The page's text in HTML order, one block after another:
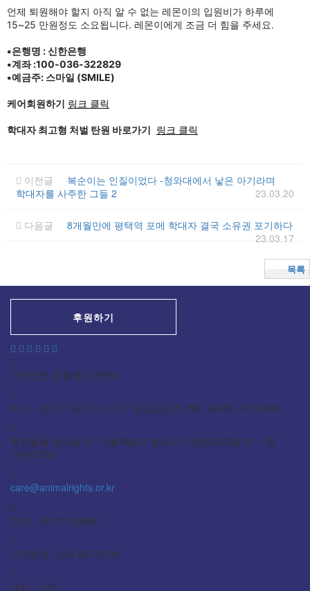
언제 퇴원해야 할지 아직 알 수 없는 레몬이의 입원비가 하루에
15~25 만원정도 소요됩니다. 레몬이에게 조금 더 힘을 주세요.
▪️은행명 : 신한은행
▪️계좌 :100-036-322829
▪️예금주: 스마일 (SMILE)
케어회원하기 링크 클릭
학대자 최고형 처벌 탄원 바로가기 링크 클릭
이전글
복순이는 인질이었다 -청와대에서 낳은 아기라며
학대자를 사주한 그들 2
23.03.20
다음글
8개월만에 평택역 포메 학대자 결국 소유권 포기하다
23.03.17
목록
후원하기
사단법인 동물권단체케어
주소: 경기도 용인시 수지구 광교중앙로 298, 903호 (우)16943
후원물품 보내실 곳: 서울특별시 영등포구 양평로22길 31, 1층
(우)07203
care@animalrights.or.kr
전화: 02) 313-8886
고유번호: 234-82-00138
대표 : 이찬